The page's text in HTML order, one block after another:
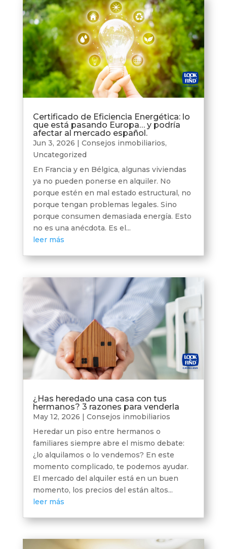
Certificado de Eficiencia Energética: lo
que está pasando Europa… y podría
afectar al mercado español.
Jun 3, 2026 Consejos inmobiliarios,
Uncategorized
En Francia y en Bélgica, algunas viviendas
ya no pueden ponerse en alquiler. No
porque estén en mal estado estructural, no
porque tengan problemas legales. Sino
porque consumen demasiada energía. Esto
no es una anécdota. Es el...
leer más
¿Has heredado una casa con tus
hermanos? 3 razones para venderla
May 12, 2026 | Consejos inmobiliarios
Heredar un piso entre hermanos o
familiares siempre abre el mismo debate:
¿lo alquilamos o lo vendemos? En este
momento complicado, te podemos ayudar.
El mercado del alquiler está en un buen
momento, los precios del están altos...
leer más